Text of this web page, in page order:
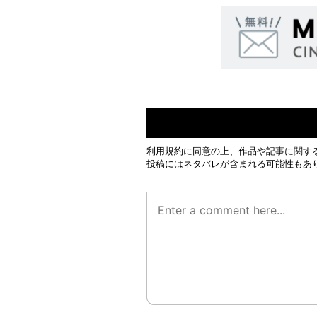
利用規約に同意の上、作品や記事に関
投稿にはネタバレが含まれる可能性も